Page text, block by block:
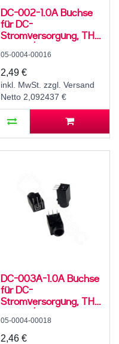
DC-002-1.0A Buchse
für DC-
Stromversorgung, THT,
für 3,5 / 1,1 mm
Hohlstecker, 30 V, 500
mA, 90°, -20..70 °C
05-0004-00016
2,49 €
inkl. MwSt. zzgl. Versand
Netto 2,092437 €
DC-003A-1.0A Buchse
für DC-
Stromversorgung, THT,
für 3,5 / 1,1 mm
Hohlstecker, 30 V, 500
mA, 90°, -20..70 °C
05-0004-00018
2,46 €